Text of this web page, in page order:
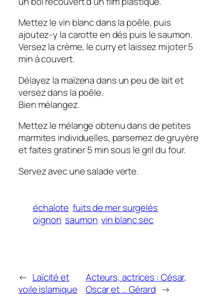
Mettez le vin blanc dans la poêle, puis
ajoutez-y la carotte en dés puis le saumon.
Versez la crème, le curry et laissez mijoter 5
min à couvert.
Délayez la maïzena dans un peu de lait et
versez dans la poêle.
Bien mélangez.
Mettez le mélange obtenu dans de petites
marmites individuelles, parsemez de gruyère
et faites gratiner 5 min sous le gril du four.
Servez avec une salade verte.
échalote fuits de mer surgelés
oignon saumon vin blanc sec
← Laïcité et
voile islamique
Acteurs, actrices : César,
Oscar et … Gérard →